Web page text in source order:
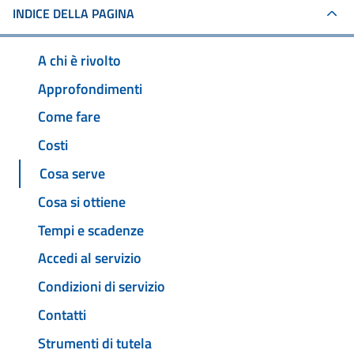
INDICE DELLA PAGINA
A chi è rivolto
Approfondimenti
Come fare
Costi
Cosa serve
Cosa si ottiene
Tempi e scadenze
Accedi al servizio
Condizioni di servizio
Contatti
Strumenti di tutela